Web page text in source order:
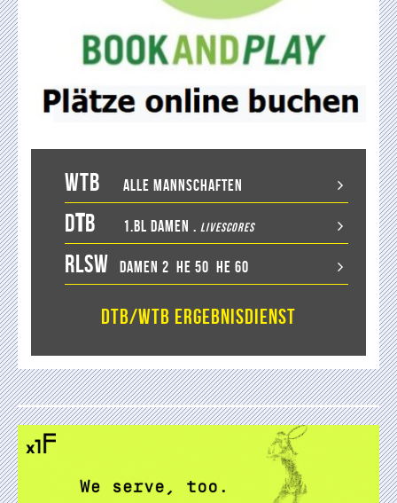
WTB Alle Mannschaften
DTB 1.BL Damen . LiveScores
RLSW Damen 2 He 50 He 60
DTB/WTB Ergebnisdienst